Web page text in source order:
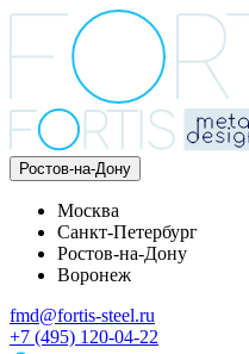
Ростов-на-Дону
Москва
Санкт-Петербург
Ростов-на-Дону
Воронеж
fmd@fortis-steel.ru
+7 (495) 120-04-22